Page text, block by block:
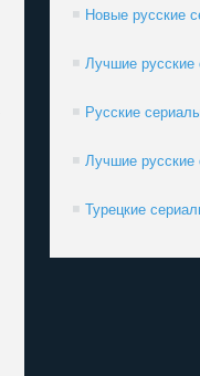
Новые русские
Лучшие русские
Русские
Лучшие русские
Турецкие